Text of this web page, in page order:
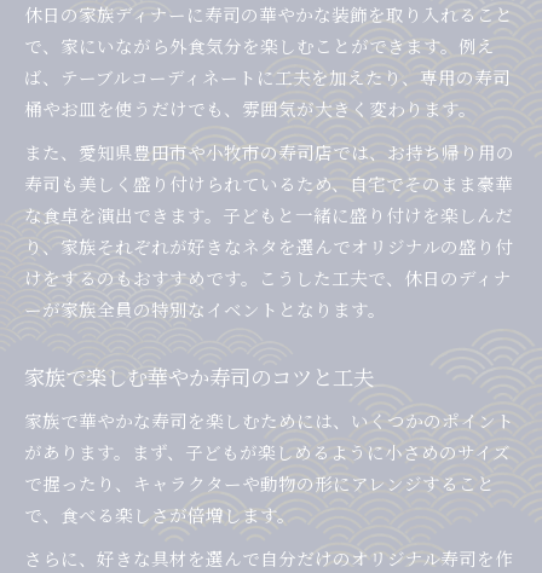
休日の家族ディナーに寿司の華やかな装飾を取り入れること
で、家にいながら外食気分を楽しむことができます。例え
ば、テーブルコーディネートに工夫を加えたり、専用の寿司
桶やお皿を使うだけでも、雰囲気が大きく変わります。
また、愛知県豊田市や小牧市の寿司店では、お持ち帰り用の
寿司も美しく盛り付けられているため、自宅でそのまま豪華
な食卓を演出できます。子どもと一緒に盛り付けを楽しんだ
り、家族それぞれが好きなネタを選んでオリジナルの盛り付
けをするのもおすすめです。こうした工夫で、休日のディナ
ーが家族全員の特別なイベントとなります。
家族で楽しむ華やか寿司のコツと工夫
家族で華やかな寿司を楽しむためには、いくつかのポイント
があります。まず、子どもが楽しめるように小さめのサイズ
で握ったり、キャラクターや動物の形にアレンジすること
で、食べる楽しさが倍増します。
さらに、好きな具材を選んで自分だけのオリジナル寿司を作